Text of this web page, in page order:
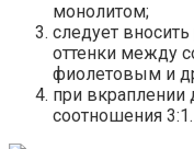
монолитом;
следует
оттенки между
фиолетовым и
при вкраплении
соотношения 3:1.